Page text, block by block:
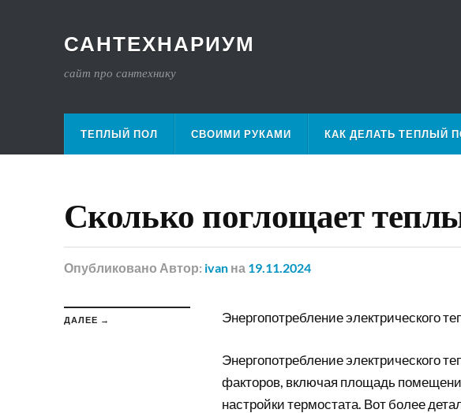
САНТЕХНАРИУМ
сайт про сантехнику
ТЕПЛЫЙ ПОЛ СВОИМИ РУКАМИ КАК ДЕЛАТЬ ТЕПЛЫЙ
Сколько поглощает
Опубликовано Автор: ivan на 19.11.2024
ДАЛЕЕ → Энергопотребление электрического
Энергопотребление электрического
факторов, включая площадь
настройки термостата. Вот более